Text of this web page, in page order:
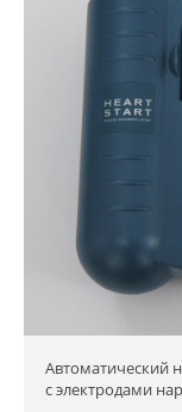
Автоматический
с электродами